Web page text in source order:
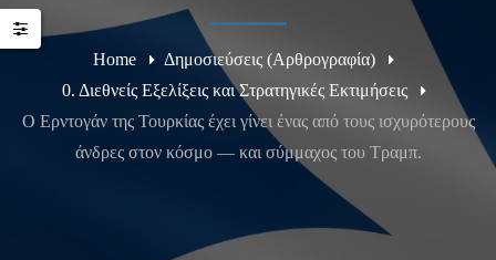
Home
Δημοσιεύσεις (Αρθρογραφία)
0. Διεθνείς Εξελίξεις και Στρατηγικές Εκτιμήσεις
Ο Ερντογάν της Τουρκίας έχει γίνει ένας από τους ισχυρότερους
άνδρες στον κόσμο — και σύμμαχος του Τραμπ.